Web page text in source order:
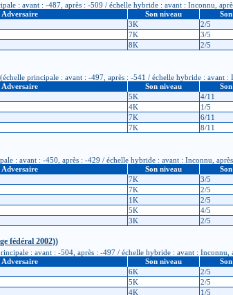
: avant : -487, après : -509 / échelle hybride : avant : Inconnu,
Adversaire Son niveau
3K 2/5
7K 3/5
8K 2/5
principale : avant : -497, après : -541 / échelle hybride : avant :
Adversaire Son niveau
5K 4/11
4K 1/5
7K 6/11
7K 8/11
: avant : -450, après : -429 / échelle hybride : avant : Inconnu,
Adversaire Son niveau
7K 3/5
7K 2/5
1K 2/5
5K 4/5
3K 2/5
fédéral 2002))
: avant : -504, après : -497 / échelle hybride : avant : Inconnu,
Adversaire Son niveau
6K 2/5
5K 2/5
4K 1/5